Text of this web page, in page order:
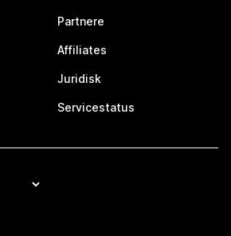
Partnere
Affiliates
Juridisk
Servicestatus